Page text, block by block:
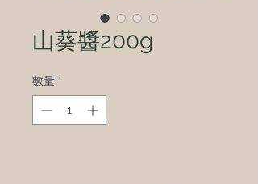
山葵醬200g
數量 *